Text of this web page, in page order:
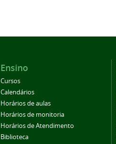
Ensino
Cursos
Calendários
Horários de aulas
Horários de monitoria
Horários de Atendimento
Biblioteca